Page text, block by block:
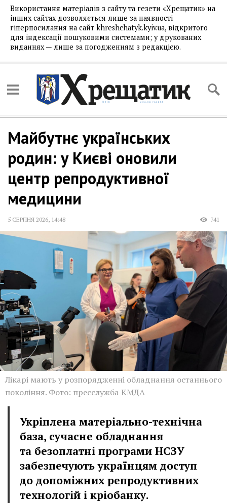
Використання матеріалів з сайту та гезети «Хрещатик» на
інших сайтах дозволяється лише за наявності
гіперпосилання на сайт khreshchatyk.kyiv.ua, відкритого
для індексації пошуковими системами; у друкованих
виданнях — лише за погодженням з редакцією.
Майбутнє українських
родин: у Києві оновили
центр репродуктивної
медицини
5 СЕРПНЯ 2026, 14:48 741
Лікарі мають у розпорядженні обладнання останнього
покоління. Фото: пресслужба КМДА
Укріплена матеріально-технічна
база, сучасне обладнання
та безоплатні програми НСЗУ
забезпечують українцям доступ
до допоміжних репродуктивних
технологій і кріобанку.